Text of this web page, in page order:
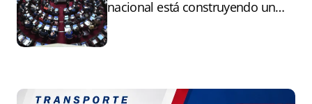
nacional está construyendo un